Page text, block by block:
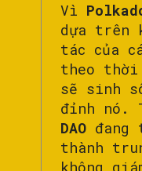
Vì
dựa trên
tác của
theo thời
sẽ sinh
đỉnh nó.
DAO
thành
không